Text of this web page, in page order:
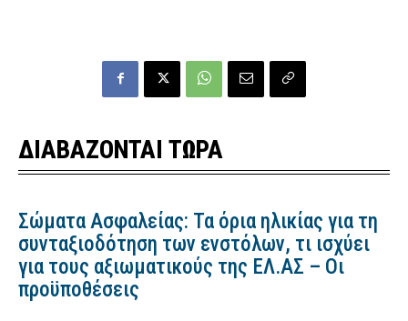
ΔΙΑΒΑΖΟΝΤΑΙ ΤΩΡΑ
Σώματα Ασφαλείας: Τα όρια ηλικίας για τη
συνταξιοδότηση των ενστόλων, τι ισχύει
για τους αξιωματικούς της ΕΛ.ΑΣ – Οι
προϋποθέσεις